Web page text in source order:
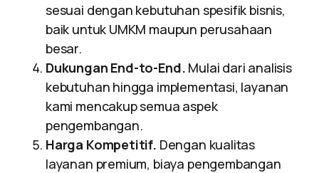
sesuai dengan kebutuhan spesifik bisnis,
baik untuk UMKM maupun perusahaan
besar.
Dukungan End-to-End. Mulai dari analisis
kebutuhan hingga implementasi, layanan
kami mencakup semua aspek
pengembangan.
Harga Kompetitif. Dengan kualitas
layanan premium, biaya pengembangan